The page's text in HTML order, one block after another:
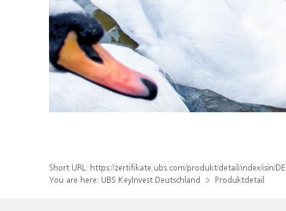
Short URL: https://zertifikate.ubs.com/produkt/detail/index/isin/
You are here: UBS KeyInvest Deutschland Produktdetail